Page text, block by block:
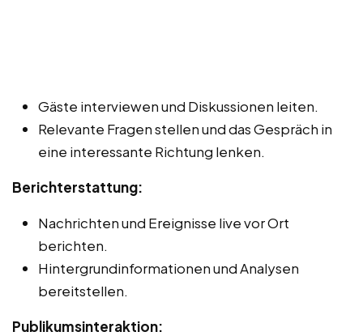
Gäste interviewen und Diskussionen leiten.
Relevante Fragen stellen und das Gespräch in
eine interessante Richtung lenken.
Berichterstattung:
Nachrichten und Ereignisse live vor Ort
berichten.
Hintergrundinformationen und Analysen
bereitstellen.
Publikumsinteraktion: